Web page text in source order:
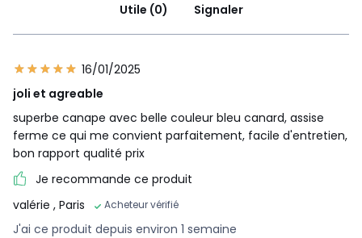
Utile (0) Signaler
16/01/2025
joli et agreable
superbe canape avec belle couleur bleu canard, assise
ferme ce qui me convient parfaitement, facile d'entretien,
bon rapport qualité prix
Je recommande ce produit
valérie , Paris Acheteur vérifié
J'ai ce produit depuis environ 1 semaine